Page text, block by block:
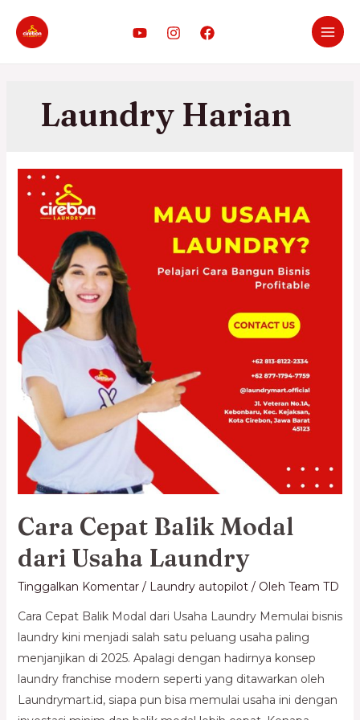
Laundry Harian
Cara Cepat Balik Modal
dari Usaha Laundry
Tinggalkan Komentar / Laundry autopilot/ Oleh Team TD
Cara Cepat Balik Modal dari Usaha Laundry Memulai bisnis
laundry kini menjadi salah satu peluang usaha paling
menjanjikan di 2025. Apalagi dengan hadirnya konsep
laundry franchise modern seperti yang ditawarkan oleh
Laundrymart.id, siapa pun bisa memulai usaha ini dengan